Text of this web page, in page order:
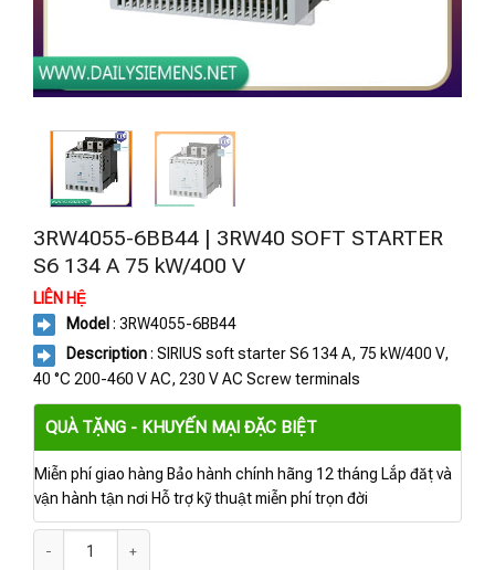
3RW4055-6BB44 | 3RW40 SOFT STARTER
S6 134 A 75 kW/400 V
LIÊN HỆ
Model : 3RW4055-6BB44
Description: SIRIUS soft starter S6 134 A, 75 kW/400 V,
40 °C 200-460 V AC, 230 V AC Screw terminals
QUÀ TẶNG - KHUYẾN MẠI ĐẶC BIỆT
Miễn phí giao hàng Bảo hành chính hãng 12 tháng Lắp đặt và
vận hành tận nơi Hỗ trợ kỹ thuật miễn phí trọn đời